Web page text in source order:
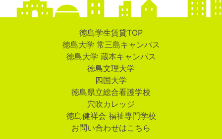
徳島学生賃貸TOP
徳島大学 常三島キャンパス
徳島大学 蔵本キャンパス
徳島文理大学
四国大学
徳島県立総合看護学校
穴吹カレッジ
徳島健祥会 福祉専門学校
お問い合わせはこちら